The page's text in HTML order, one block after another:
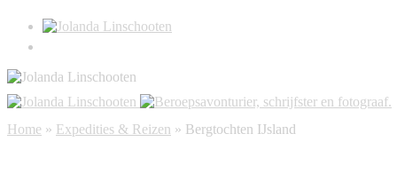
Bergtochten IJsland
Home » Expedities & Reizen » Bergtochten IJsland